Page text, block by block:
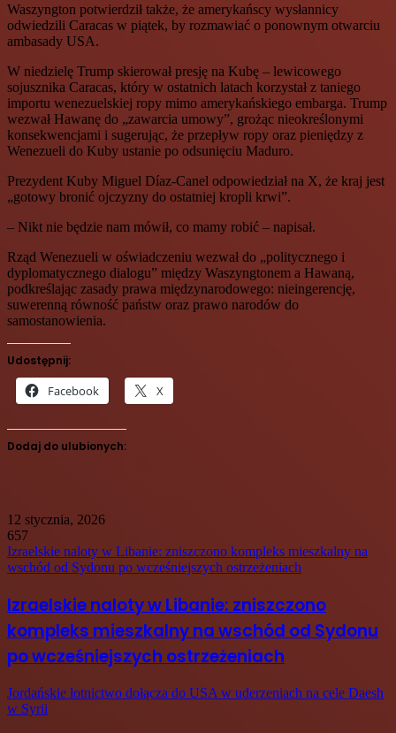
Waszyngton potwierdził także, że amerykańscy wysłannicy
odwiedzili Caracas w piątek, by rozmawiać o ponownym otwarciu
ambasady USA.
W niedzielę Trump skierował presję na Kubę – lewicowego
sojusznika Caracas, który w ostatnich latach korzystał z taniego
importu wenezuelskiej ropy mimo amerykańskiego embarga. Trump
wezwał Hawanę do „zawarcia umowy”, grożąc nieokreślonymi
konsekwencjami i sugerując, że przepływ ropy oraz pieniędzy z
Wenezueli do Kuby ustanie po odsunięciu Maduro.
Prezydent Kuby Miguel Díaz-Canel odpowiedział na X, że kraj jest
„gotowy bronić ojczyzny do ostatniej kropli krwi”.
– Nikt nie będzie nam mówił, co mamy robić – napisał.
Rząd Wenezueli w oświadczeniu wezwał do „politycznego i
dyplomatycznego dialogu” między Waszyngtonem a Hawaną,
podkreślając zasady prawa międzynarodowego: nieingerencję,
suwerenną równość państw oraz prawo narodów do
samostanowienia.
Udostępnij:
Facebook X
Dodaj do ulubionych:
12 stycznia, 2026
657
Izraelskie naloty w Libanie: zniszczono kompleks mieszkalny na
wschód od Sydonu po wcześniejszych ostrzeżeniach
Izraelskie naloty w Libanie: zniszczono
kompleks mieszkalny na wschód od Sydonu
po wcześniejszych ostrzeżeniach
Jordańskie lotnictwo dołącza do USA w uderzeniach na cele Daesh
w Syrii